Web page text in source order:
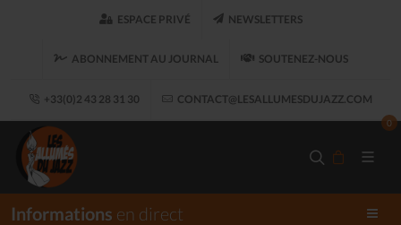
ESPACE PRIVÉ NEWSLETTERS
ABONNEMENT AU JOURNAL SOUTENEZ-NOUS
+33(0)2 43 28 31 30 CONTACT@LESALLUMESDUJAZZ.COM
0
Informations en direct